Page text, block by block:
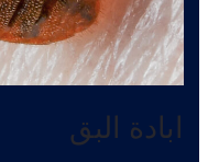
ابادة البق